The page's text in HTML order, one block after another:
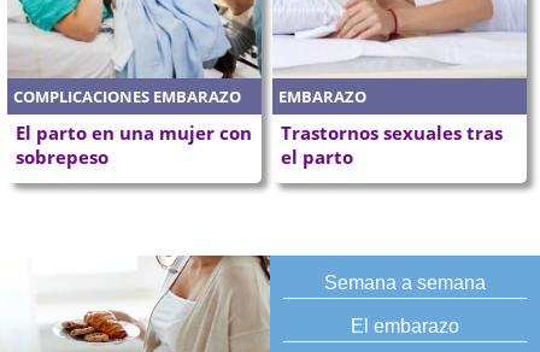
COMPLICACIONES EMBARAZO
El parto en una mujer con
sobrepeso
EMBARAZO
Trastornos sexuales tras
el parto
Semana a semana
El embarazo